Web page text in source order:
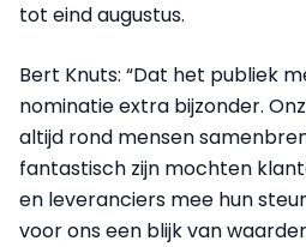
tot eind augustus.
Bert Knuts: “Dat het publiek
nominatie extra bijzonder.
altijd rond mensen
fantastisch zijn mochten
en leveranciers mee hun
voor ons een blijk van